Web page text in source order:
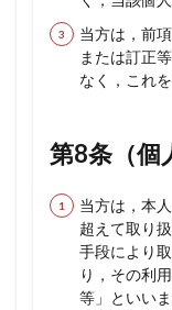
当方は，前
または訂正
なく，これ
第8条（個
当方は，本
超えて取り
手段により
り，その利
等」といい